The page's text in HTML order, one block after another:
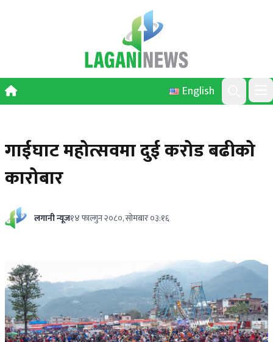
English
Search
गाईघाट महोत्सवमा दुई करोड बढीको
कारोबार
लगानी न्यूज१४ फाल्गुन २०८०, सोमबार ०३:१६